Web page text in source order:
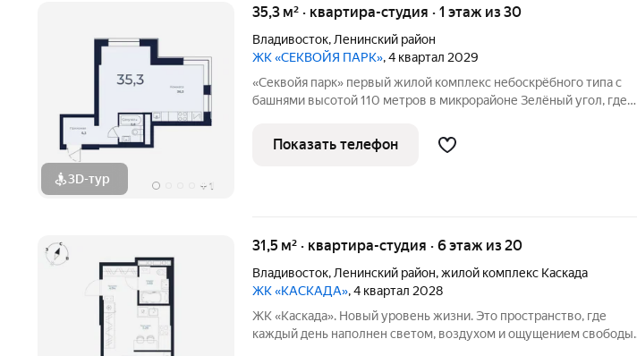
3D-тур + 1
35,3 м² · квартира-студия · 1 этаж из 30
Владивосток, Ленинский район
ЖК «СЕКВОЙЯ ПАРК», 4 квартал 2029
«Секвойя парк» первый жилой комплекс небоскрёбного типа с
башнями высотой 110 метров в микрорайоне Зелёный угол, где
четырёх высотных домов на едином стилобате станет
жемчужиной района
Показать телефон
31,5 м² · квартира-студия · 6 этаж из 20
Владивосток, Ленинский район,жилой комплекс Каскада
ЖК «КАСКАДА», 4 квартал 2028
ЖК «Каскада». Новый уровень жизни. Это пространство, где
каждый день наполнен светом, воздухом и ощущением свободы.